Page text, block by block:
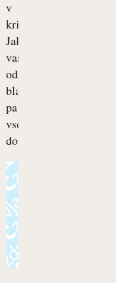
v
križu.
Jakost
varira
od
blagih
pa
vse
do...